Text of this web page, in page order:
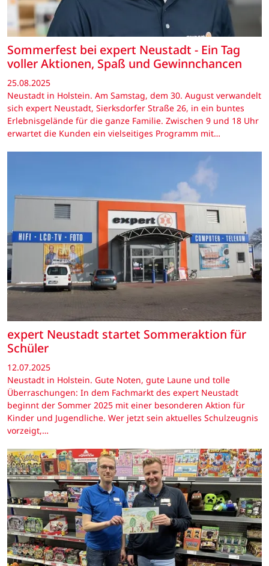
Sommerfest bei expert Neustadt - Ein Tag
voller Aktionen, Spaß und Gewinnchancen
25.08.2025
Neustadt in Holstein. Am Samstag, dem 30. August verwandelt
sich expert Neustadt, Sierksdorfer Straße 26, in ein buntes
Erlebnisgelände für die ganze Familie. Zwischen 9 und 18 Uhr
erwartet die Kunden ein vielseitiges Programm mit…
expert Neustadt startet Sommeraktion für
Schüler
12.07.2025
Neustadt in Holstein. Gute Noten, gute Laune und tolle
Überraschungen: In dem Fachmarkt des expert Neustadt
beginnt der Sommer 2025 mit einer besonderen Aktion für
Kinder und Jugendliche. Wer jetzt sein aktuelles Schulzeugnis
vorzeigt,…